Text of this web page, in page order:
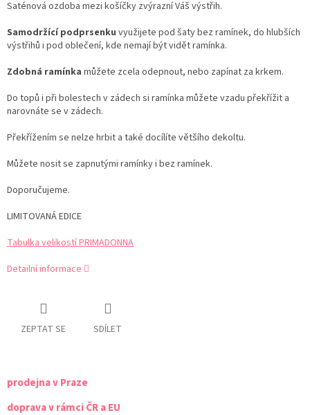
Saténová ozdoba mezi košíčky zvýrazní Váš výstřih.
Samodržící podprsenku využijete pod šaty bez ramínek, do hlubších
výstřihů i pod oblečení, kde nemají být vidět ramínka.
Zdobná ramínka můžete zcela odepnout, nebo zapínat za krkem.
Do topů i při bolestech v zádech si ramínka můžete vzadu překřížit a
narovnáte se v zádech.
Překřížením se nelze hrbit a také docílíte většího dekoltu.
Můžete nosit se zapnutými ramínky i bez ramínek.
Doporučujeme.
LIMITOVANÁ EDICE
Tabulka velikostí PRIMADONNA
Detailní informace
ZEPTAT SE SDÍLET
prodejna v Praze
doprava v rámci ČR a EU